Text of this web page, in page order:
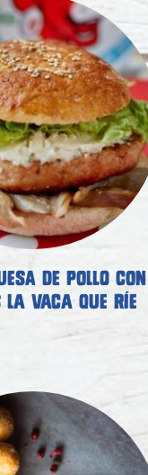
DE POLLO CON
LA VACA QUE RÍE